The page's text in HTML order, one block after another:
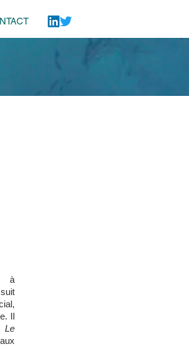
à
suit
Il
Le